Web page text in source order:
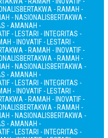
BERTAKWA - RAMAH -
- NASIONALISBERTAKWA -
- AMANAH -
- LESTARI - INTEGRITAS -
- INOVATIF - LESTARI -
- RAMAH - INOVATIF -
BERTAKWA - RAMAH -
- NASIONALISBERTAKWA -
- AMANAH -
- LESTARI - INTEGRITAS -
- INOVATIF - LESTARI -
- RAMAH - INOVATIF -
BERTAKWA - RAMAH -
- NASIONALISBERTAKWA -
- AMANAH -
- LESTARI - INTEGRITAS -